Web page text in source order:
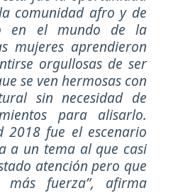
comunidad afro y de
en el mundo de la
mujeres aprendieron
orgullosas de ser
se ven hermosas con
sin necesidad de
para alisarlo.
2018 fue el escenario
a un tema al que casi
atención pero que
más fuerza”, afirma